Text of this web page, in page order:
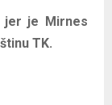
jer je Mirnes
TK.